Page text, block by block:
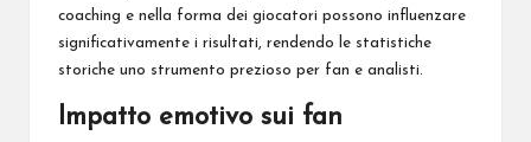
coaching e nella forma dei giocatori possono influenzare
significativamente i risultati, rendendo le statistiche
storiche uno strumento prezioso per fan e analisti.
Impatto emotivo sui fan